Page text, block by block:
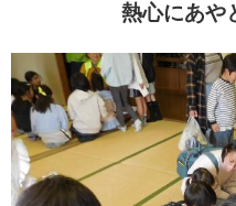
熱心にあや